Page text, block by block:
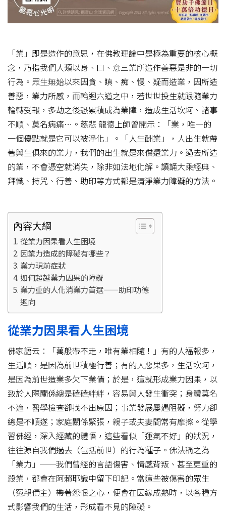
「業」即是造作的意思，在佛教理論中是極為重要的核心概
念，乃指我們人類以身、口、意三業所造作善惡是非的一切
行為。眾生無始以來因貪、瞋、痴、慢、疑而造業，因所造
善惡，業力所感，而輪迴六道之中，若世世投生就跟隨業力
輪轉受報，多劫之後恐累積成為業障，造成生活坎坷、諸事
不順、莫名病痛…。慈悲 龍德上師曾開示：「業，唯一的
一個優點就是它可以被淨化」。「人生酬業」，人出生就帶
著與生俱來的業力，我們的出生就是來償還業力。過去所造
的業，不會憑空就消失，除非如法地化解。讀誦大乘經典、
拜懺、持咒、行善、助印等方式都是清淨業力障礙的方法。
內容大綱
從業力因果看人生困境
因業力造成的障礙有哪些？
業力現前症狀
如何超越業力因果的障礙
業力重的人化消業力首選——助印功德
迴向
從業力因果看人生困境
佛家語云：「萬般帶不走，唯有業相隨！」有的人福報多，
生活順，是因為前世積極行善；有的人惡果多，生活坎坷，
是因為前世造業多欠下業債；於是，這就形成業力因果，以
致於人際關係總是磕磕絆絆，容易與人發生衝突；身體莫名
不適，醫學檢查卻找不出原因；事業發展屢遇阻礙，努力卻
總是不順遂；家庭關係緊張，親子或夫妻間常有摩擦。從學
習佛經，深入經藏的體悟，這些看似「運氣不好」的狀況，
往往源自我們過去（包括前世）的行為種子。佛法稱之為
「業力」──我們曾經的言語傷害、情感背叛、甚至更重的
殺業，都會在阿賴耶識中留下印記。當這些被傷害的眾生
（冤親債主）帶著怨恨之心，便會在因緣成熟時，以各種方
式影響我們的生活，形成看不見的障礙。